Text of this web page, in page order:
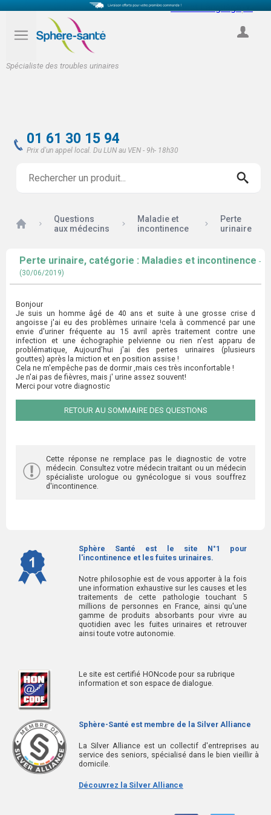
Spécialiste des troubles urinaires
Select Language
01 61 30 15 94
Prix d'un appel local. Du LUN au VEN - 9h- 18h30
Accueil
Questions
aux médecins
Maladie et
incontinence
Perte
urinaire
Perte urinaire, catégorie : Maladies et incontinence -
(30/06/2019)
Bonjour
Je suis un homme âgé de 40 ans et suite à une grosse crise d
angoisse j'ai eu des problèmes urinaire !cela à commencé par une
envie d'uriner fréquente au 15 avril après traitement contre une
infection et une échographie pelvienne ou rien n'est apparu de
problématique, Aujourd'hui j'ai des pertes urinaires (plusieurs
gouttes) après la miction et en position assise !
Cela ne m'empêche pas de dormir ,mais ces très inconfortable !
Je n'ai pas de fièvres, mais j' urine assez souvent!
Merci pour votre diagnostic
RETOUR AU SOMMAIRE DES QUESTIONS
Cette réponse ne remplace pas le diagnostic de votre
médecin. Consultez votre médecin traitant ou un médecin
spécialiste urologue ou gynécologue si vous souffrez
d'incontinence.
Sphère Santé est le site N°1 pour
l'incontinence et les fuites urinaires.
Notre philosophie est de vous apporter à la fois
une information exhaustive sur les causes et les
traitements de cette pathologie touchant 5
millions de personnes en France, ainsi qu'une
gamme de produits absorbants pour vivre au
quotidien avec les fuites urinaires et retrouver
ainsi toute votre autonomie.
Le site est certifié HONcode pour sa rubrique
information et son espace de dialogue.
Sphère-Santé est membre de la Silver Alliance
La Silver Alliance est un collectif d'entreprises au
service des seniors, spécialisé dans le bien vieillir à
domicile.
Découvrez la Silver Alliance